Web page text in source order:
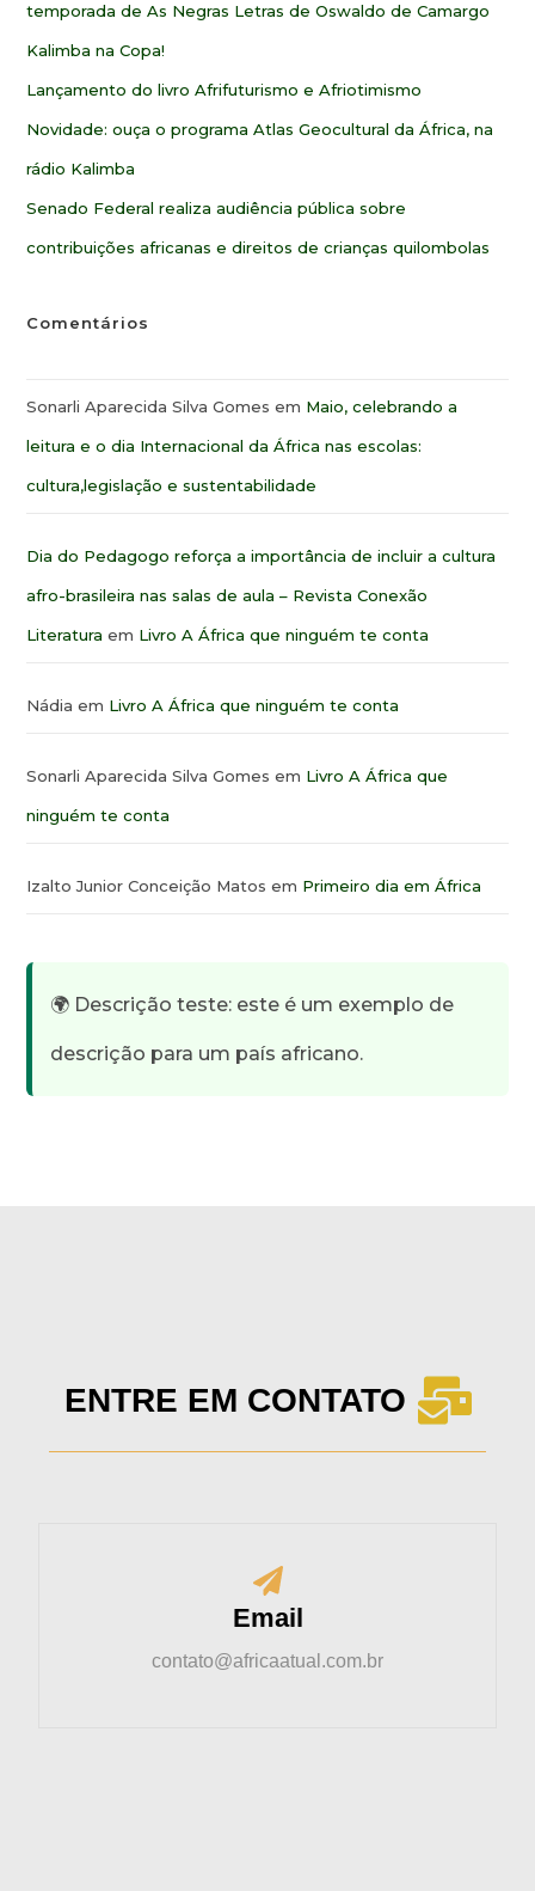
temporada de As Negras Letras de Oswaldo de Camargo
Kalimba na Copa!
Lançamento do livro Afrifuturismo e Afriotimismo
Novidade: ouça o programa Atlas Geocultural da África, na
rádio Kalimba
Senado Federal realiza audiência pública sobre
contribuições africanas e direitos de crianças quilombolas
Comentários
Sonarli Aparecida Silva Gomes em Maio, celebrando a
leitura e o dia Internacional da África nas escolas:
cultura,legislação e sustentabilidade
Dia do Pedagogo reforça a importância de incluir a cultura
afro-brasileira nas salas de aula – Revista Conexão
Literatura em Livro A África que ninguém te conta
Nádia em Livro A África que ninguém te conta
Sonarli Aparecida Silva Gomes em Livro A África que
ninguém te conta
Izalto Junior Conceição Matos em Primeiro dia em África
🌍 Descrição teste: este é um exemplo de
descrição para um país africano.
ENTRE EM CONTATO
Email
contato@africaatual.com.br